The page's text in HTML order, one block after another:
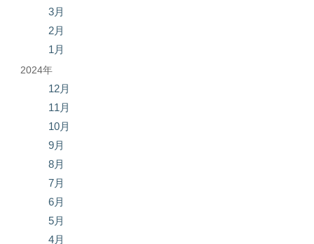
3月
2月
1月
2024年
12月
11月
10月
9月
8月
7月
6月
5月
4月